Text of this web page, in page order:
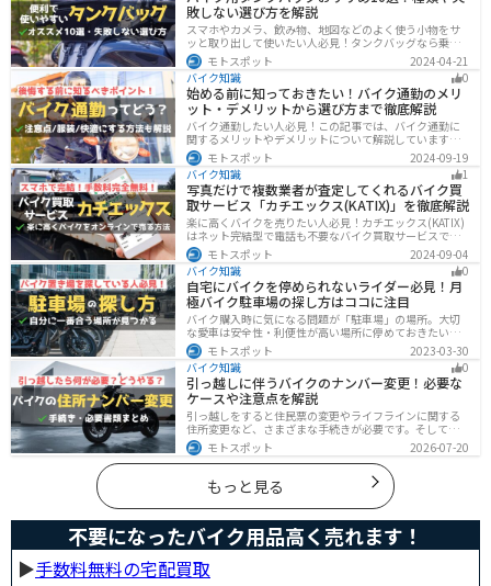
敗しない選び方を解説
スマホやカメラ、飲み物、地図などのよく使う小物をサ
ッと取り出して使いたい人必見！タンクバッグなら乗車
中でも簡単に荷物を確認できます。脱着もマグネットや
吸盤でつけるだけで非常に簡単、しっかり固定したい人
はベルトを使うこともできます。
モトスポット
2024-04-21
バイク知識
0
始める前に知っておきたい！バイク通勤のメリ
ット・デメリットから選び方まで徹底解説
バイク通勤したい人必見！この記事では、バイク通勤に
関するメリットやデメリットについて解説しています。
実は通勤時間を短縮できるメリットがありますが、会社
によっては許可されない場合もあるので、事前に確認が
必要です。この記事を読めばバイク通勤の始め方がわか
ります。
モトスポット
2024-09-19
バイク知識
1
写真だけで複数業者が査定してくれるバイク買
取サービス「カチエックス(KATIX)」を徹底解説
楽に高くバイクを売りたい人必見！カチエックス(KATIX)
はネット完結型で電話も不要なバイク買取サービスで
す。バイク情報と写真を登録するだけで、複数のバイク
業者がオークション形式で価格を競い合ってくれるの
で、何もせず最高値でバイクを売ることができます。
モトスポット
2024-09-04
バイク知識
0
自宅にバイクを停められないライダー必見！月
極バイク駐車場の探し方はココに注目
バイク購入時に気になる問題が「駐車場」の場所。大切
な愛車は安全性・利便性が高い場所に停めておきたいで
すよね？ 当記事ではそんな駐車場選びについて解説して
います。すでにバイクを持っていて、新しい駐車場を探
している人もぜひ参考にしてくださいね。
モトスポット
2023-03-30
バイク知識
0
引っ越しに伴うバイクのナンバー変更！必要な
ケースや注意点を解説
引っ越しをすると住民票の変更やライフラインに関する
住所変更など、さまざまな手続きが必要です。そしてバ
イク乗りの場合は、住所変更やナンバー変更といったバ
イクに関する手続きも忘れてはいけません。しかし、必
要な手続きや手順がわからないという方も多いのではな
いでしょうか。ライダー引っ越したらバイクのナンバー
を変えないといけないの？ライダー引っ越し先でも原付
に乗る場合、どんな手続きが必要か知りたいライダー引
っ越したけど忙しくて住所変更もナンバー変更もしてい
ない・・・今回はこのような疑問・お悩みにお
モトスポット 2026-07-20
もっと見る
不要になったバイク用品高く売れます！
▶︎手数料無料の宅配買取